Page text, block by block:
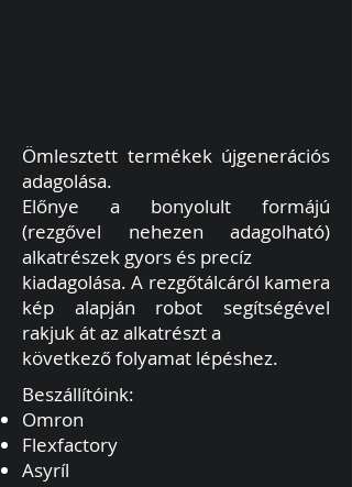
Ömlesztett termékek újgenerációs
adagolása.
Előnye a bonyolult formájú
(rezgővel nehezen adagolható)
alkatrészek gyors és precíz
kiadagolása. A rezgőtálcáról kamera
kép alapján robot segítségével
rakjuk át az alkatrészt a
következő folyamat lépéshez.
Beszállítóink:
Omron
Flexfactory
Asyríl